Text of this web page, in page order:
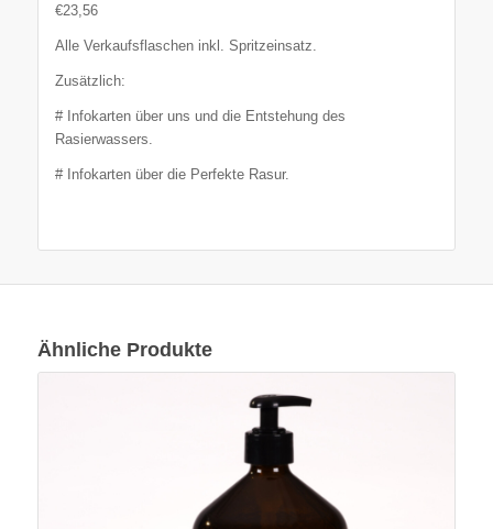
€23,56
Alle Verkaufsflaschen inkl. Spritzeinsatz.
Zusätzlich:
# Infokarten über uns und die Entstehung des
Rasierwassers.
# Infokarten über die Perfekte Rasur.
Ähnliche Produkte